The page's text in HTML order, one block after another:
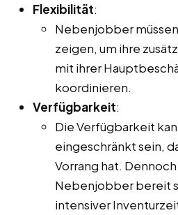
Flexibilität:
Nebenjobber
zeigen, um ihre
mit ihrer
koordinieren.
Verfügbarkeit:
Die Verfügbarkeit
eingeschränkt sein,
Vorrang hat.
Nebenjobber bereit
intensiver